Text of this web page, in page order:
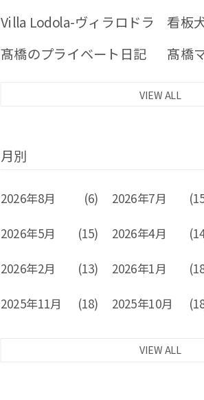
Villa Lodola-ヴィラロドラオーガ
看板
髙橋のプライベート日記
髙橋
VIEW ALL
月別
2026年8月 (6) 2026年7月
2026年5月 (15) 2026年4月
2026年2月 (13) 2026年1月
2025年11月 (18) 2025年10月
VIEW ALL